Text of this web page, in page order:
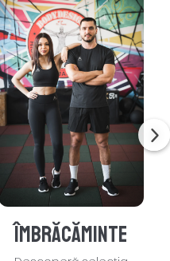
Îmbrăcăminte